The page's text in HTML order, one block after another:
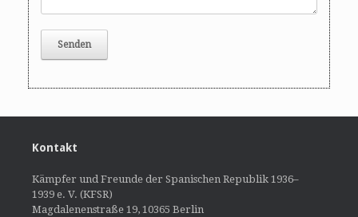
Kontakt
Kämpfer und Freunde der Spanischen Republik 1936–
1939 e. V. (KFSR)
Magdalenenstraße 19, 10365 Berlin